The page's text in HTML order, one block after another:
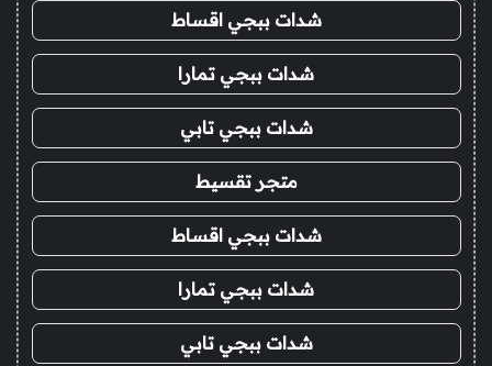
شدات ببجي اقساط
شدات ببجي تمارا
شدات ببجي تابي
متجر تقسيط
شدات ببجي اقساط
شدات ببجي تمارا
شدات ببجي تابي